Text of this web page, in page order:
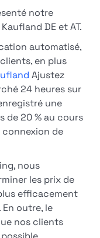
notre
DE et AT.
automatisé,
en plus
Ajustez
24 heures sur
une
de 20 % au cours
connexion de
nous
les prix de
efficacement
outre, le
nos clients